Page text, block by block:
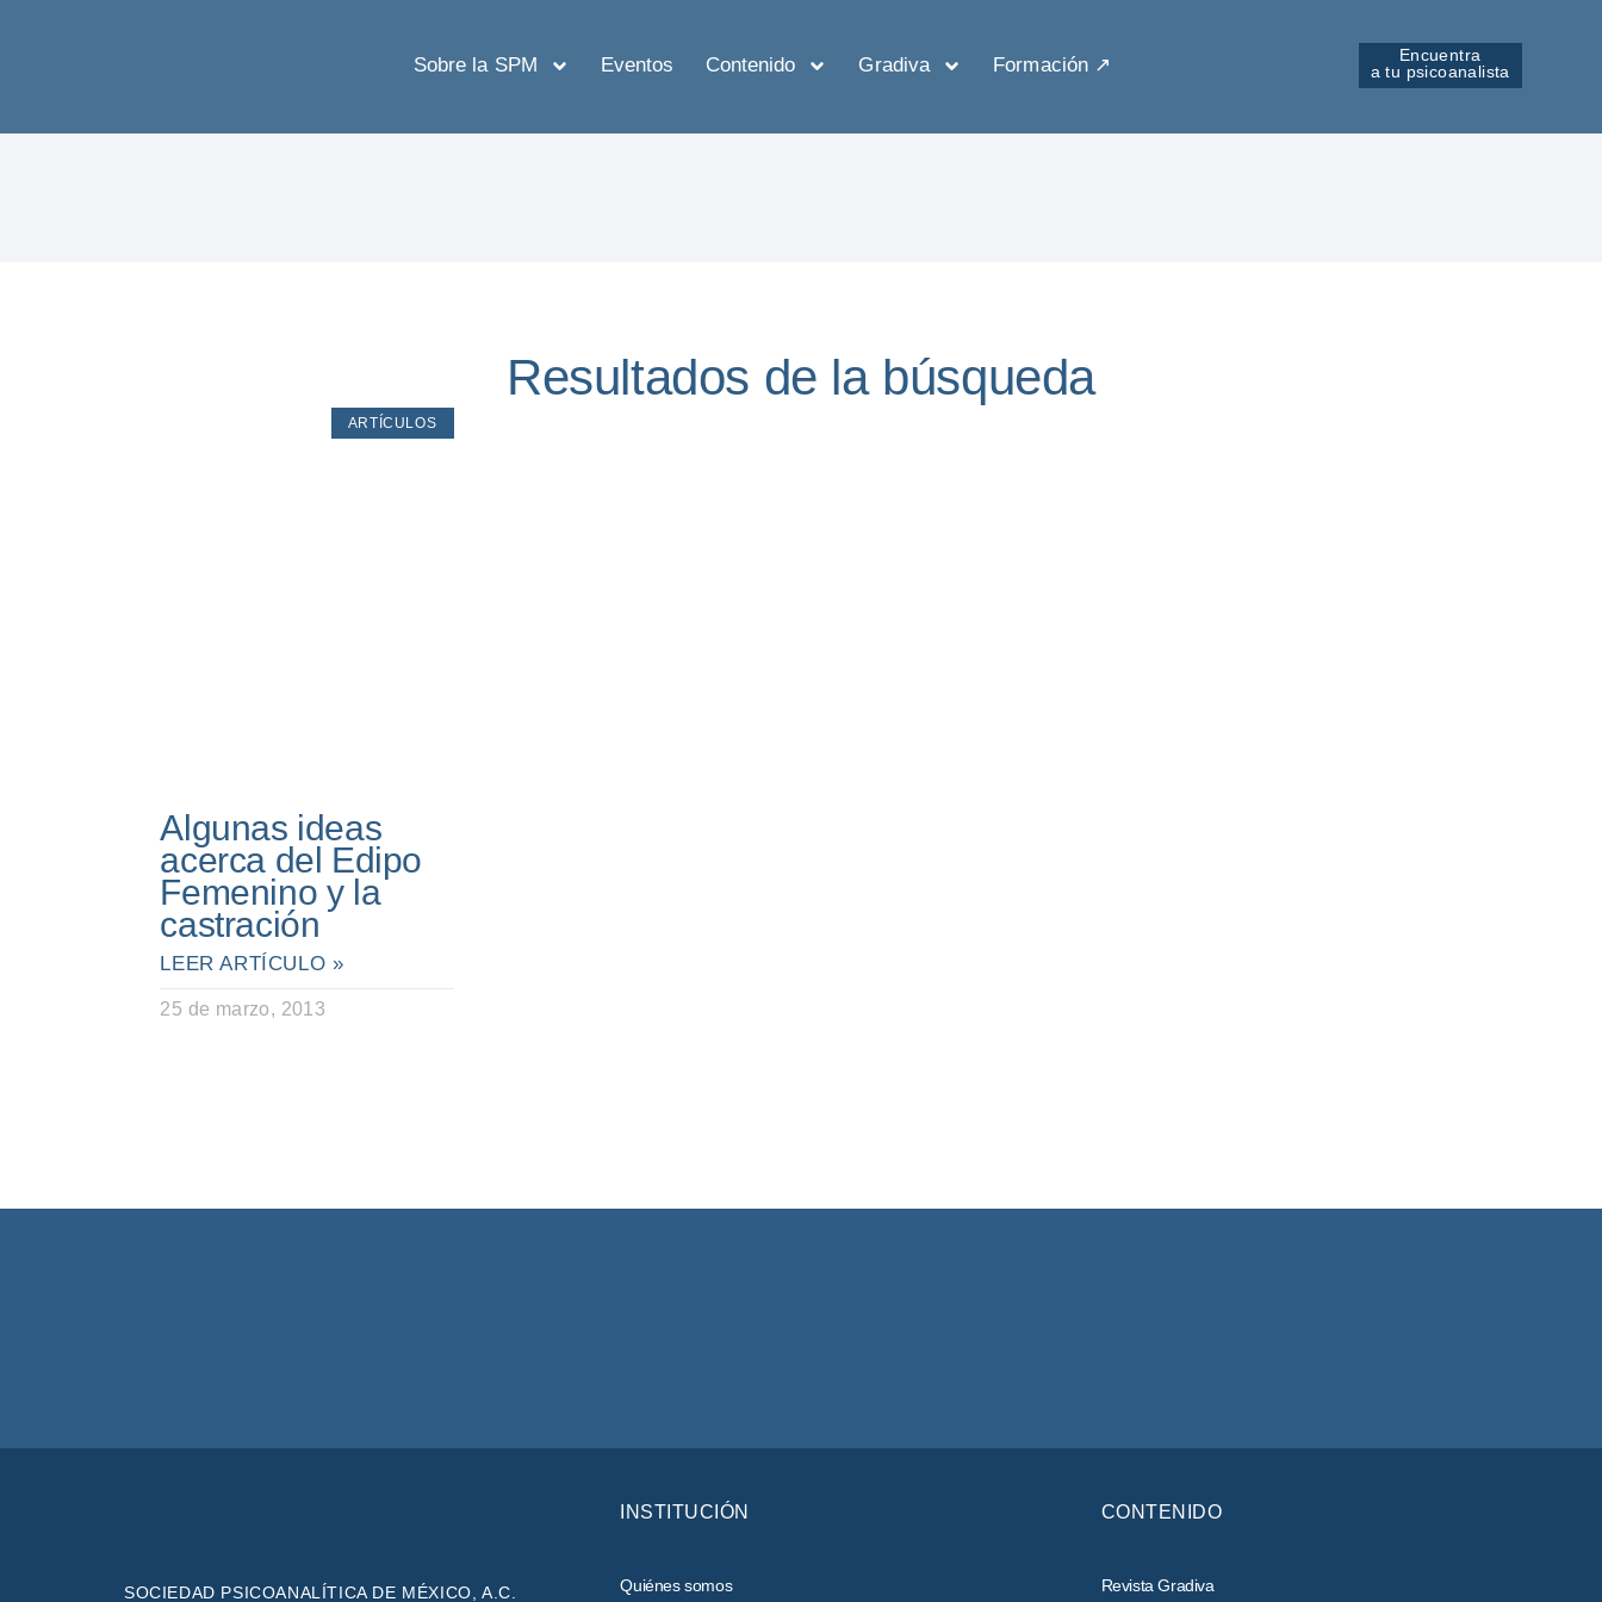
Sobre la SPM Eventos Contenido Gradiva Formación ↗︎
Encuentra
a tu psicoanalista
Resultados de la búsqueda
ARTÍCULOS
Algunas ideas
acerca del Edipo
Femenino y la
castración
LEER ARTÍCULO »
25 de marzo, 2013
SOCIEDAD PSICOANALÍTICA DE MÉXICO, A.C.
INSTITUCIÓN
Quiénes somos
CONTENIDO
Revista Gradiva